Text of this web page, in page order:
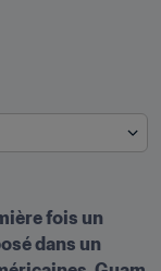
fois un
dans un